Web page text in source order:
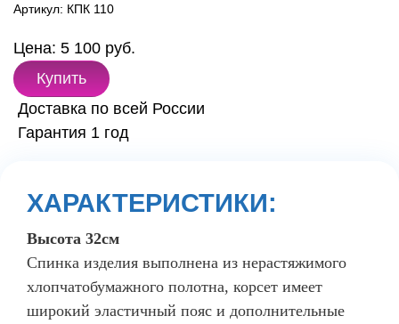
Артикул: КПК 110
Цена: 5 100 руб.
Купить
Доставка по всей России
Гарантия 1 год
ХАРАКТЕРИСТИКИ:
Высота 32см
Спинка изделия выполнена из нерастяжимого
хлопчатобумажного полотна, корсет имеет
широкий эластичный пояс и дополнительные